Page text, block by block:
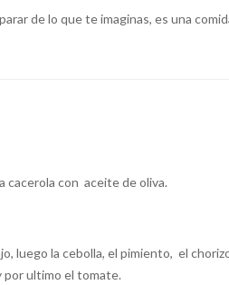
de lo que te imaginas, es una
cacerola con aceite de oliva.
luego la cebolla, el pimiento, el
por ultimo el tomate.